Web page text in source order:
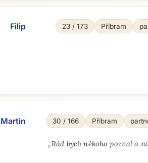
Filip 23 / 173 Příbram
Martin 30 / 166 Příbram
„Rád bych někoho poznal a